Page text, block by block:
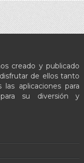
creado y publicado
de ellos tanto
aplicaciones para
su diversión y